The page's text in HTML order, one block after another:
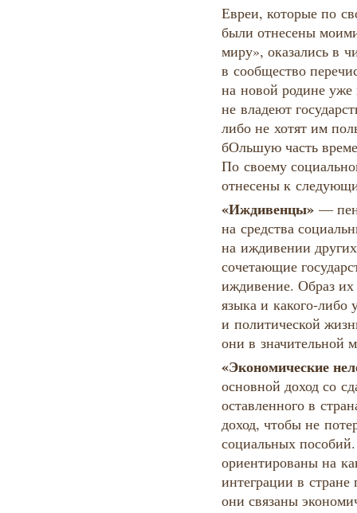
Евреи, которые по
были отнесены
миру», оказались в
в сообщество
на новой родине уже
не владеют
либо не хотят им
бОльшую часть
По своему
отнесены к
«Иждивенцы»—
на средства
на иждивении
сочетающие
иждивение. Образ их
языка и какого-либо
и политической
они в значительной
«Экономические
основной доход со
оставленного в
доход, чтобы не
социальных
ориентированы на
интеграции в стране
они связаны